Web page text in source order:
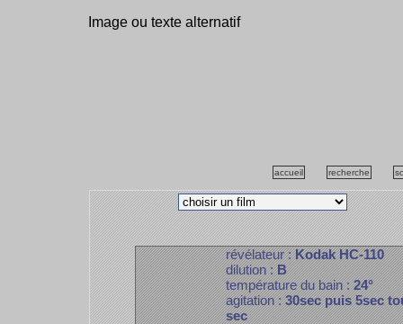
Image ou texte alternatif
accueil recherche
révélateur :Kodak HC-110
dilution :B
température du bain :24°
agitation :30sec puis 5sec
sec